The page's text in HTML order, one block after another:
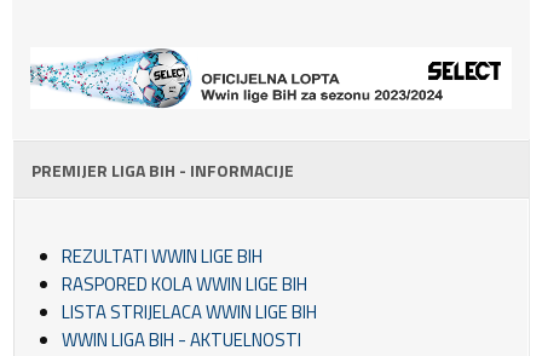
PREMIJER LIGA BIH - INFORMACIJE
REZULTATI WWIN LIGE BIH
RASPORED KOLA WWIN LIGE BIH
LISTA STRIJELACA WWIN LIGE BIH
WWIN LIGA BIH - AKTUELNOSTI